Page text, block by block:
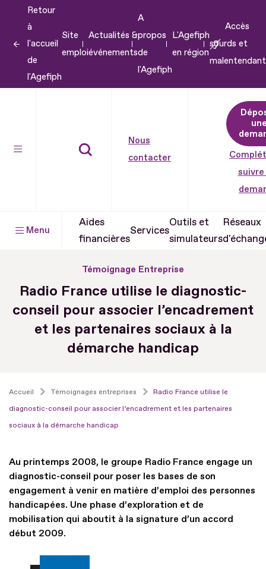
contenu
Retour
à
l'accueil
de
l'Agefiph
Site
emploi
Actualités &
événements
A
propos
de
l'Agefiph
L'Agefiph
en région
Accès
sourds et
Nous
contacter
suivre
Menu
Aides
financières
Services
Outils et
simulateurs
Réseaux
Témoignage Entreprise
Radio France utilise le diagnostic-
conseil pour associer l’encadrement
et les partenaires sociaux à la
démarche handicap
Accueil Témoignages entreprises
Radio France utilise le
diagnostic-conseil pour associer l’encadrement et les partenaires
sociaux à la démarche handicap
Au printemps 2008, le groupe Radio France engage un
diagnostic-conseil pour poser les bases de son
engagement à venir en matière d’emploi des personnes
handicapées. Une phase d’exploration et de
mobilisation qui aboutit à la signature d’un accord
début 2009.